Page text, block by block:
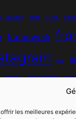
offrir les meilleures
bouton chat cms coda
framework
ios
nodejs node module
objet